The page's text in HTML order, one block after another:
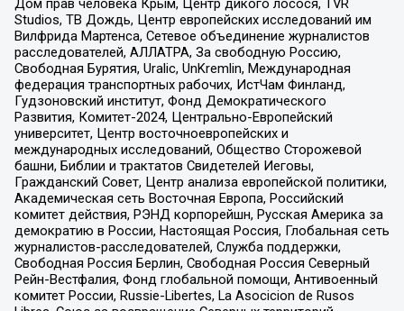
Дом прав человека Крым, Центр дикого лосося, TVR
Studios, ТВ Дождь, Центр европейских исследований им
Вилфрида Мартенса, Сетевое объединение журналистов
расследователей, АЛЛАТРА, За свободную Россию,
Свободная Бурятия, Uralic, UnKremlin, Международная
федерация транспортных рабочих, ИстЧам Финланд,
Гудзоновский институт, Фонд Демократического
Развития, Комитет-2024, Центрально-Европейский
университет, Центр восточноевропейских и
международных исследований, Общество Сторожевой
башни, Библии и трактатов Свидетелей Иеговы,
Гражданский Совет, Центр анализа европейской политики,
Академическая сеть Восточная Европа, Российский
комитет действия, РЭНД корпорейшн, Русская Америка за
демократию в России, Настоящая Россия, Глобальная сеть
журналистов-расследователей, Служба поддержки,
Свободная Россия Берлин, Свободная Россия Северный
Рейн-Вестфалия, Фонд глобальной помощи, Антивоенный
комитет России, Russie-Libertes, La Asocicion de Rusos